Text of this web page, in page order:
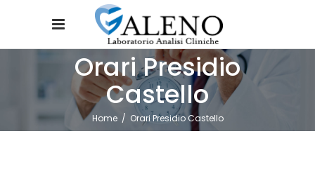
Orari Presidio
Castello
Home/ Orari Presidio Castello